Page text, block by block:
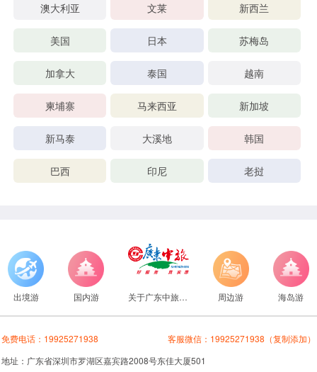
澳大利亚 文莱 新西兰
美国 日本 苏梅岛
加拿大 泰国 越南
柬埔寨 马来西亚 新加坡
新马泰 大溪地 韩国
巴西 印尼 老挝
出境游 国内游 关于广东中旅旅行社 周边游 海岛游
免费电话： 19925271938 客服微信： 19925271938 （复制添加）
地址：广东省深圳市罗湖区嘉宾路2008号东佳大厦501